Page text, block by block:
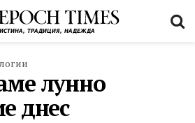
лунно
днес